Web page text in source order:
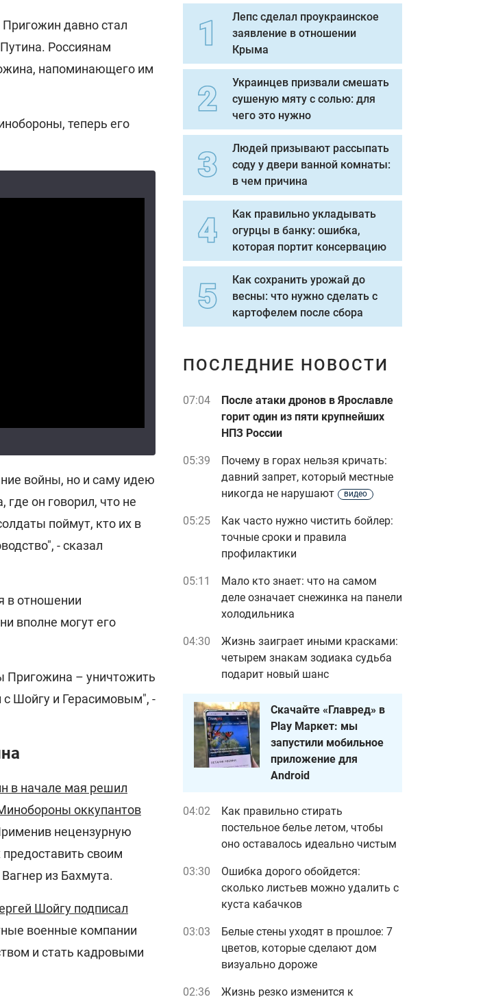
Пригожин давно стал
Россиянам
напоминающего им
теперь его
войны, но и саму идею
он говорил, что не
поймут, кто их в
- сказал
в отношении
вполне могут его
Пригожина – уничтожить
с Шойгу и Герасимовым", -
в начале мая решил
оккупантов
нецензурную
своим
из Бахмута.
Шойгу подписал
военные компании
и стать кадровыми
Лепс сделал проукраинское
заявление в отношении
Крыма
Украинцев призвали смешать
сушеную мяту с солью: для
чего это нужно
Людей призывают рассыпать
соду у двери ванной комнаты:
в чем причина
Как правильно укладывать
огурцы в банку: ошибка,
которая портит консервацию
Как сохранить урожай до
весны: что нужно сделать с
картофелем после сбора
ПОСЛЕДНИЕ НОВОСТИ
07:04
После атаки дронов в Ярославле
горит один из пяти крупнейших
НПЗ России
05:39
Почему в горах нельзя кричать:
давний запрет, который местные
никогда не нарушают
видео
05:25
Как часто нужно чистить бойлер:
точные сроки и правила
профилактики
05:11
Мало кто знает: что на самом
деле означает снежинка на панели
холодильника
04:30
Жизнь заиграет иными красками:
четырем знакам зодиака судьба
подарит новый шанс
Скачайте «Главред» в
Play Маркет: мы
запустили мобильное
приложение для
Android
04:02
Как правильно стирать
постельное белье летом, чтобы
оно оставалось идеально чистым
03:30
Ошибка дорого обойдется:
сколько листьев можно удалить с
куста кабачков
03:03
Белые стены уходят в прошлое: 7
цветов, которые сделают дом
визуально дороже
02:36
Жизнь резко изменится к